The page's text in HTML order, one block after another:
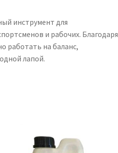
инструмент для
и рабочих. Благодаря
работать на баланс,
лапой.